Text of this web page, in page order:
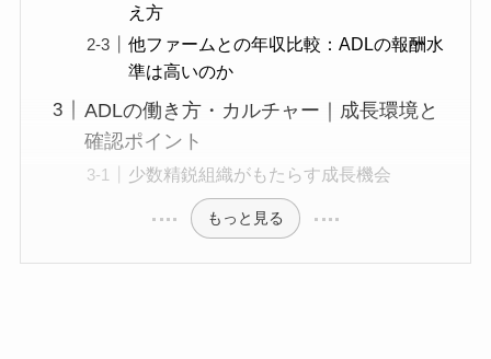
え方
他ファームとの年収比較：ADLの報酬水
準は高いのか
ADLの働き方・カルチャー｜成長環境と
確認ポイント
少数精鋭組織がもたらす成長機会
もっと見る